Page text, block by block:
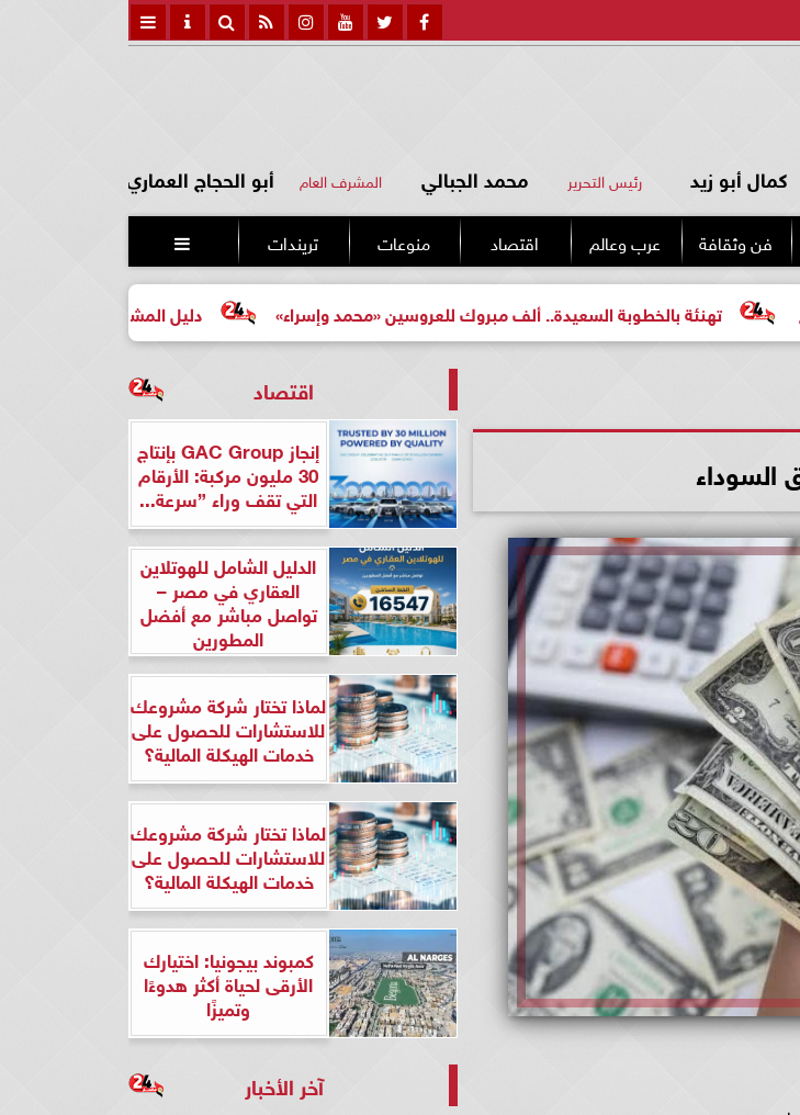
كمال أبو زيد رئيس التحرير محمد الجبالي المشرف العام أبو الحجاج العماري
فن وثقافة عرب وعالم اقتصاد منوعات تريندات 
دليل المشتري لأول مرة لاختيار مشروع بالخطوبة السعيدة.. ألف مبروك للعروسين «محمد وإسراء»
السوداء
اقتصاد
إنجاز GAC Group بإنتاج
30 مليون مركبة: الأرقام
التي تقف وراء ”سرعة...
الدليل الشامل للهوتلاين
العقاري في مصر –
تواصل مباشر مع أفضل
المطورين
لماذا تختار شركة مشروعك
للاستشارات للحصول على
خدمات الهيكلة المالية؟
لماذا تختار شركة مشروعك
للاستشارات للحصول على
خدمات الهيكلة المالية؟
كمبوند بيجونيا: اختيارك
الأرقى لحياة أكثر هدوءًا
وتميزًا
آخر الأخبار